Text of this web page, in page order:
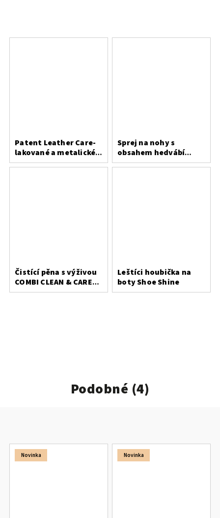
Patent Leather Care-
lakované a metalické
usně
Sprej na nohy s
obsahem hedvábí
Bergal
Čistící pěna s výživou
COMBI CLEAN & CARE
200 ml
Leštíci houbička na
boty Shoe Shine
Podobné (4)
Novinka Novinka